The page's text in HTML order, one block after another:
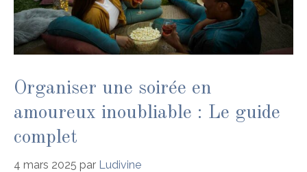
Organiser une soirée en
amoureux inoubliable : Le guide
complet
4 mars 2025 par Ludivine